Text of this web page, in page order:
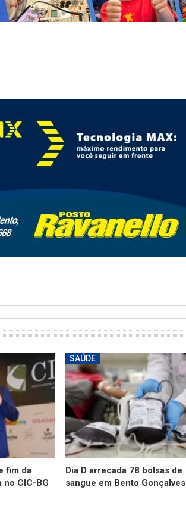
fim da
no CIC-BG
SAÚDE
Dia D arrecada 78 bolsas de
sangue em Bento Gonçalves